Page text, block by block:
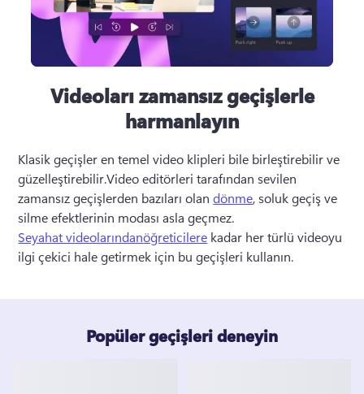
Videoları zamansız geçişlerle
harmanlayın
Klasik geçişler en temel video klipleri bile birleştirebilir ve
güzelleştirebilir.Video editörleri tarafından sevilen
zamansız geçişlerden bazıları olan dönme, soluk geçiş ve
silme efektlerinin modası asla geçmez.
Seyahat videolarındanöğreticilere kadar her türlü videoyu
ilgi çekici hale getirmek için bu geçişleri kullanın.
Popüler geçişleri deneyin